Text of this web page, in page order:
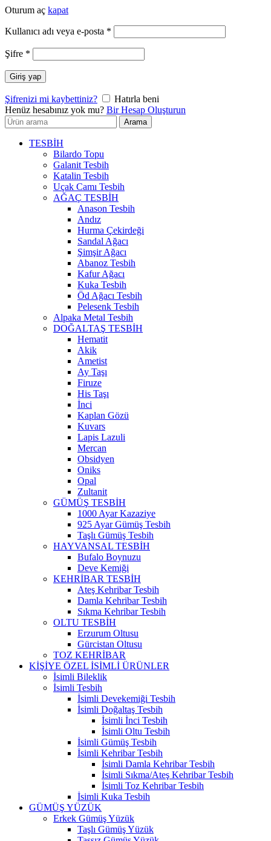
Oturum aç kapat
Kullanıcı adı veya e-posta *
Şifre *
Giriş yap
Şifrenizi mi kaybettiniz?
Hatırla beni
Henüz hesabınız yok mu? Bir Hesap Oluşturun
Arayın:
Arama
TESBİH
Bilardo Topu
Galanit Tesbih
Katalin Tesbih
Uçak Camı Tesbih
AĞAÇ TESBİH
Anason Tesbih
Andız
Hurma Çekirdeği
Sandal Ağacı
Şimşir Ağacı
Abanoz Tesbih
Kafur Ağacı
Kuka Tesbih
Öd Ağacı Tesbih
Pelesenk Tesbih
Alpaka Metal Tesbih
DOĞALTAŞ TESBİH
Hematit
Akik
Ametist
Ay Taşı
Firuze
His Taşı
İnci
Kaplan Gözü
Kuvars
Lapis Lazuli
Mercan
Obsidyen
Oniks
Opal
Zultanit
GÜMÜŞ TESBİH
1000 Ayar Kazaziye
925 Ayar Gümüş Tesbih
Taşlı Gümüş Tesbih
HAYVANSAL TESBİH
Bufalo Boynuzu
Deve Kemiği
KEHRİBAR TESBİH
Ateş Kehribar Tesbih
Damla Kehribar Tesbih
Sıkma Kehribar Tesbih
OLTU TESBİH
Erzurum Oltusu
Gürcistan Oltusu
TOZ KEHRİBAR
KİŞİYE ÖZEL İSİMLİ ÜRÜNLER
İsimli Bileklik
İsimli Tesbih
İsimli Devekemiği Tesbih
İsimli Doğaltaş Tesbih
İsimli İnci Tesbih
İsimli Oltu Tesbih
İsimli Gümüş Tesbih
İsimli Kehribar Tesbih
İsimli Damla Kehribar Tesbih
İsimli Sıkma/Ateş Kehribar Tesbih
İsimli Toz Kehribar Tesbih
İsimli Kuka Tesbih
GÜMÜŞ YÜZÜK
Erkek Gümüş Yüzük
Taşlı Gümüş Yüzük